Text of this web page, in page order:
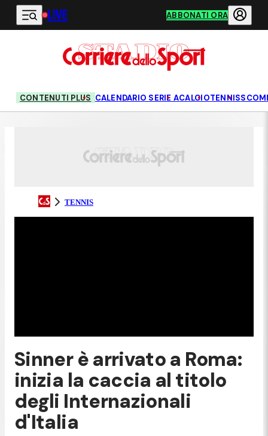
Vai al contenuto principale
LIVE ABBONATI ORA
CONTENUTI PLUS CALENDARIO SERIE ACALCIOTENNIS
TENNIS
Sinner è arrivato a Roma:
inizia la caccia al titolo
degli Internazionali
d'Italia